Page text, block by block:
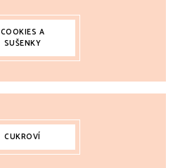
COOKIES A
SUŠENKY
CUKROVÍ